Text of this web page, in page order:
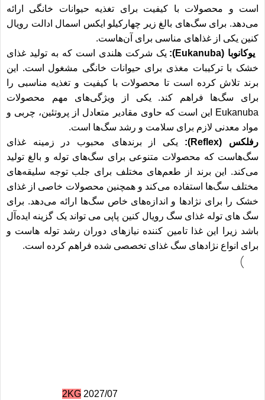
است و محصولات با کیفیت برای تغذیه حیوانات خانگی ارائه
می‌دهد. برای سگ‌های بالغ زیر چهارکیلو ایکس اسمال ادالت رویال
کنین یکی از غذاهای مناسی برای آن‌هاست.
یوکانوبا (Eukanuba):
یک شرکت هلندی است که به تولید غذای
خشک با ترکیبات مغذی برای حیوانات خانگی مشغول است. این
برند تلاش کرده است تا محصولات با کیفیت و تغذیه مناسبی را
برای سگ‌ها فراهم کند. یکی از ویژگی‌های مهم محصولات
Eukanuba این است که حاوی مقادیر متعادل از پروتئین، چربی و
مواد معدنی لازم برای سلامت و رشد سگ‌ها است.
رفلکس (Reflex):
یکی از برندهای محبوب در زمینه غذای
سگ‌هاست که محصولات متنوعی برای سگ‌های توله و بالغ تولید
می‌کند. این برند از طعم‌های مختلف برای جلب توجه سلیقه‌های
مختلف سگ‌ها استفاده می‌کند و همچنین محصولات خاصی از غذای
خشک را برای نژادها و اندازه‌های خاص سگ‌ها ارائه می‌دهد. برای
سگ های توله غذای سگ رویال کنین پاپی می تواند یک گزینه ایده‌آل
باشد زیرا این غذا تامین کننده نیازهای دوران رشد توله هاست و
برای انواع نژادهای سگ غذای تخصصی شده فراهم کرده است.
2027/07
2KG